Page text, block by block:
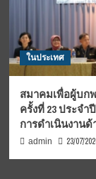
ในประเทศ
สมาคมเพื่อผู้บก
ครั้งที่ 23 ประจ
การดำเนินงาน
admin 23/07/